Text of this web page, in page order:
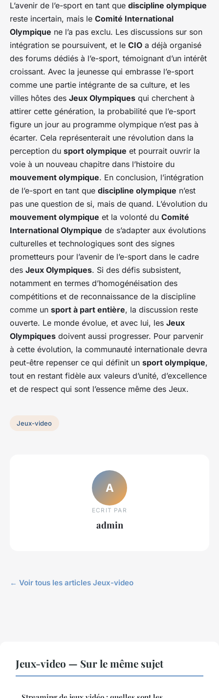
L’avenir de l’e-sport en tant que discipline olympique
reste incertain, mais le Comité International
Olympique ne l’a pas exclu. Les discussions sur son
intégration se poursuivent, et le CIO a déjà organisé
des forums dédiés à l’e-sport, témoignant d’un intérêt
croissant. Avec la jeunesse qui embrasse l’e-sport
comme une partie intégrante de sa culture, et les
villes hôtes des Jeux Olympiques qui cherchent à
attirer cette génération, la probabilité que l’e-sport
figure un jour au programme olympique n’est pas à
écarter. Cela représenterait une révolution dans la
perception du sport olympique et pourrait ouvrir la
voie à un nouveau chapitre dans l’histoire du
mouvement olympique. En conclusion, l’intégration
de l’e-sport en tant que discipline olympique n’est
pas une question de si, mais de quand. L’évolution du
mouvement olympique et la volonté du Comité
International Olympique de s’adapter aux évolutions
culturelles et technologiques sont des signes
prometteurs pour l’avenir de l’e-sport dans le cadre
des Jeux Olympiques. Si des défis subsistent,
notamment en termes d’homogénéisation des
compétitions et de reconnaissance de la discipline
comme un sport à part entière, la discussion reste
ouverte. Le monde évolue, et avec lui, les Jeux
Olympiques doivent aussi progresser. Pour parvenir
à cette évolution, la communauté internationale devra
peut-être repenser ce qui définit un sport olympique,
tout en restant fidèle aux valeurs d’unité, d’excellence
et de respect qui sont l’essence même des Jeux.
Jeux-video
A
ECRIT PAR
admin
← Voir tous les articles Jeux-video
Jeux-video — Sur le même sujet